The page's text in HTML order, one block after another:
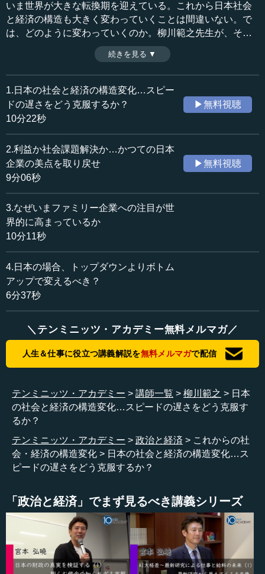
いま世界が大きな転換期を迎えている。これから日本社会
と経済の構造も大きく変わっていくことは間違いない。で
は、どのように変わっていくのか。柳川範之先生が、その
ヒントを鋭く探っていく講義シリーズ。インターネットや
AI技術の発展で社会の情報伝達構造は大きく変わった。誰
もが即座に情報を得られる「フラット化」の時代に、従来
の日本の組織の「ヒエラルキー」や「無謬性の原則」では
あまりにスピードが遅すぎる。また、従来の民主主義の意
思決定システムもスピードの遅さが懸念される。これは民
ージョンアップして意思決定スピードを上げられるのだろ
うか。（全4話中第1話）
収録日：2025年12月9日
追加日：2026年1月28日
カテゴリー：
金融・経済
≪全文≫
●情報伝達構造の大転換―フラット化がすべてを塗り
今回は少し大きなタイトルで、これからの社会・経済の
構造変化ということで、少し私が考えている大きな流れと
いうか、大きな変化の特徴をお話しできればと思っており
だいて、その後、皆さんからまたご質問をお受けできれば
と思っておりますので、よろしくお願いいたします。
今回、申し上げたいここでの話は技術革新が起きている
中で、意思決定システムが本当は変わっていかなければい
けないのに、かなり遅れている、あるいはそれをどう変え
ていいかよく分からないという課題を抱えていると考える
からです。
ここ（スライド）に書きましたけれど、情報伝達構造の
イノベーションが起きて、社会のシステムは明らかに構造
変化を起こしているのだと思うのです。それが皆さんに分
かりやすい話でいけば、企業組織は変えなければいけない
ということでDXといわれているわけです。DXということ
は、本当はDigital Transformationなので、組織そのものを変
えていかなければいけないのですけれど、なかなか日本企
けで終わってしまっているという現状問題はあるのです。
ただ現状問題は脇に置いておくと、情報伝達構造が変わ
ったから、組織は変わらなければいけないし、権限の配分
構造をすごく変えていかないと企業は生き残れないとみん
な思っているわけです。
続きを見る ▼
1.日本の社会と経済の構造変化…スピー
ドの遅さをどう克服するか？
10分22秒
▶無料視聴
2.利益か社会課題解決か…かつての日本
企業の美点を取り戻せ
9分06秒
▶無料視聴
3.なぜいまファミリー企業への注目が世
界的に高まっているか
10分11秒
4.日本の場合、トップダウンよりボトム
アップで変えるべき？
6分37秒
＼テンミニッツ・アカデミー無料メルマガ／
人生＆仕事に役立つ講義解説を無料メルマガで配信
テンミニッツ・アカデミー 講師一覧 柳川範之
日本
の社会と経済の構造変化…スピードの遅さをどう克服す
るか？
テンミニッツ・アカデミー
政治と経済
これからの社
会・経済の構造変化
日本の社会と経済の構造変化…ス
ピードの遅さをどう克服するか？
「政治と経済」でまず見るべき講義シリーズ